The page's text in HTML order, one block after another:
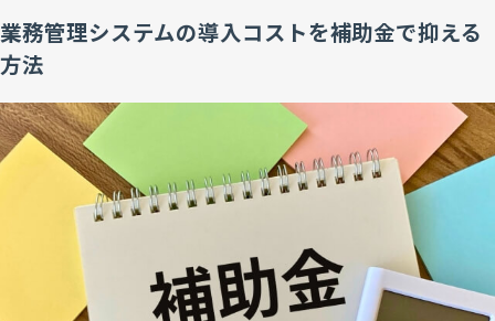
業務管理システムの導入コストを補助金で抑える
方法